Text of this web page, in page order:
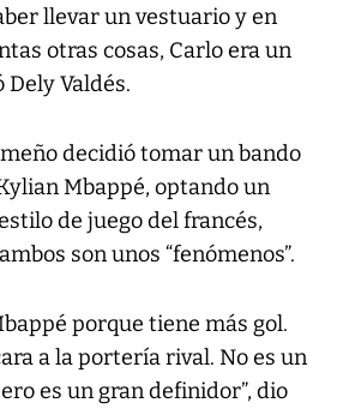
llevar un vestuario y en
otras cosas, Carlo era un
Dely Valdés.
decidió tomar un bando
Mbappé, optando un
de juego del francés,
son unos “fenómenos”.
porque tiene más gol.
a la portería rival. No es un
es un gran definidor”, dio